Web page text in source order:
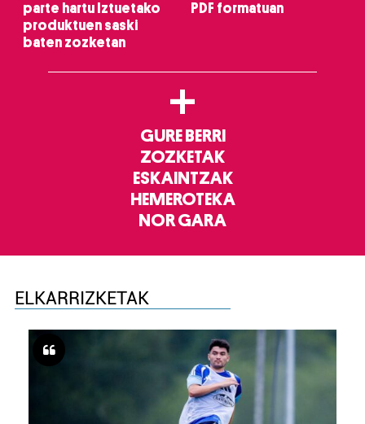
parte hartu Iztuetako
produktuen saski
baten zozketan
PDF formatuan
+
GURE BERRI
ZOZKETAK
ESKAINTZAK
HEMEROTEKA
NOR GARA
ELKARRIZKETAK